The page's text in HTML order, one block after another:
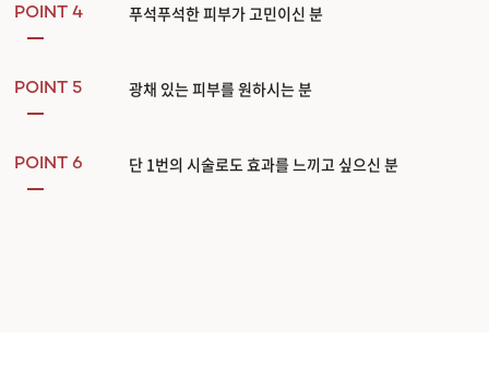
POINT 4 푸석푸석한 피부가 고민이신 분
POINT 5 광채 있는 피부를 원하시는 분
POINT 6 단 1번의 시술로도 효과를 느끼고 싶으신 분